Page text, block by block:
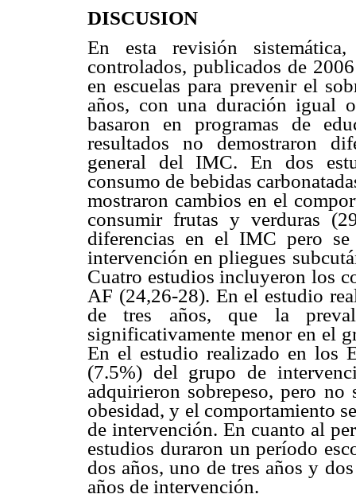
DISCUSION
En esta revisión
controlados, publicados de
en escuelas para prevenir el
años, con una duración igual
basaron en programas de
resultados no demostraron
general del IMC. En dos
consumo de bebidas
mostraron cambios en el
consumir frutas y verduras
diferencias en el IMC pero
intervención en pliegues
Cuatro estudios incluyeron los
AF (24,26-28). En el estudio
de tres años, que la
significativamente menor en el
En el estudio realizado en los
(7.5%) del grupo de
adquirieron sobrepeso, pero
obesidad, y el comportamiento
de intervención. En cuanto al
estudios duraron un período
dos años, uno de tres años y
años de intervención.